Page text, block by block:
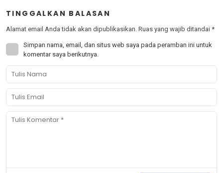
TINGGALKAN BALASAN
Alamat email Anda tidak akan dipublikasikan. Ruas yang wajib ditandai *
Simpan nama, email, dan situs web saya pada peramban ini untuk
komentar saya berikutnya.